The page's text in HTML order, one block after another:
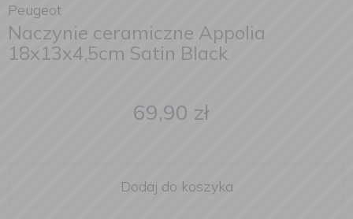
Peugeot
Naczynie ceramiczne Appolia
18x13x4,5cm Satin Black
69,90 zł
Dodaj do koszyka